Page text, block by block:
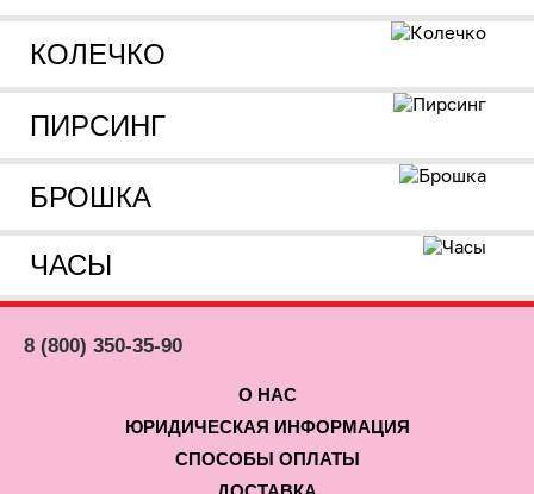
КОЛЕЧКО
ПИРСИНГ
БРОШКА
ЧАСЫ
8 (800) 350-35-90
О НАС
ЮРИДИЧЕСКАЯ ИНФОРМАЦИЯ
СПОСОБЫ ОПЛАТЫ